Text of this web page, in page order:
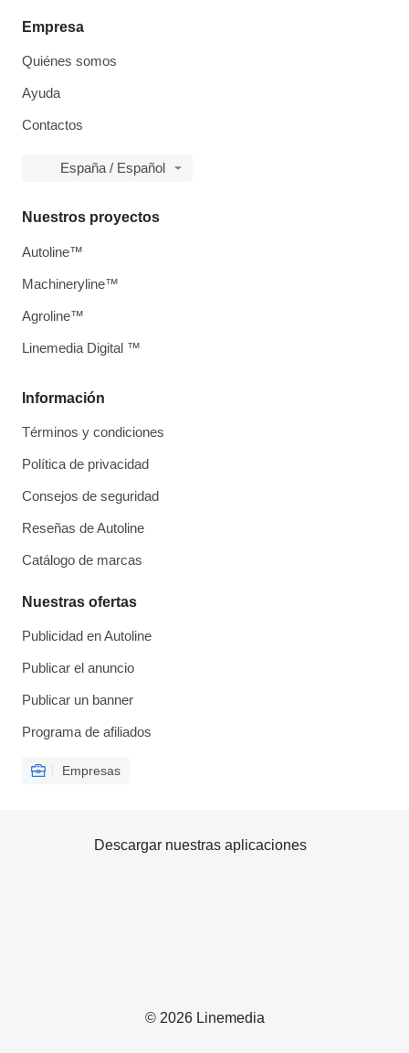
Empresa
Quiénes somos
Ayuda
Contactos
España / Español
Información
Términos y condiciones
Política de privacidad
Consejos de seguridad
Reseñas de Autoline
Catálogo de marcas
Nuestras ofertas
Publicidad en Autoline
Publicar el anuncio
Publicar un banner
Programa de afiliados
Empresas
Nuestros proyectos
Autoline™
Machineryline™
Agroline™
Linemedia Digital ™
© 2026 Linemedia
Descargar nuestras aplicaciones